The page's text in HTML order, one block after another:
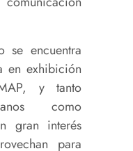
se encuentra
en exhibición
y tanto
como
gran interés
para